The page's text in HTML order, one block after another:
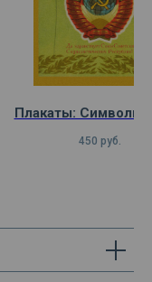
Плакаты: Символы
450 руб.